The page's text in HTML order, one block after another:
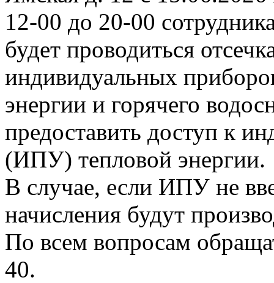
12-00 до 20-00
будет проводиться
индивидуальных
энергии и горячего
предоставить доступ к
(ИПУ) тепловой энергии.
В случае, если ИПУ не
начисления будут
По всем вопросам
40.